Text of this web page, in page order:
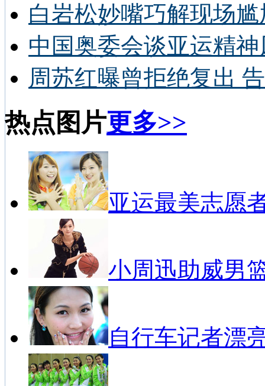
白岩松妙嘴巧解现场
中国奥委会谈亚运精
周苏红曝曾拒绝复出
热点图片更多>>
亚运最美志愿
小周迅助威男
自行车记者漂